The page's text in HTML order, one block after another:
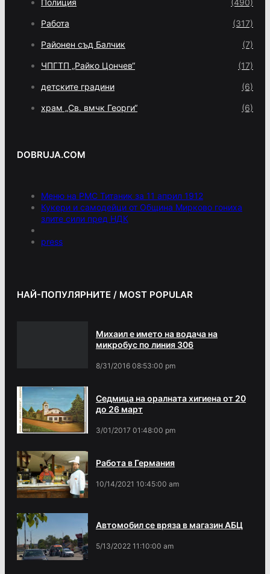
Полиция (490)
Работа (317)
Районен съд Балчик (7)
ЧПГТП „Райко Цончев“ (17)
детските градини (6)
храм „Св. вмчк Георги“ (6)
DOBRUJA.COM
Меню на РМС Титаник за 11 април 1912
Кукери и самодейци от Община Мирково гониха
злите сили пред НДК
press
НАЙ-ПОПУЛЯРНИТЕ / MOST POPULAR
Михаил е името на водача на
микробус по линия 306
8/31/2016 08:53:00 pm
Седмица на оралната хигиена от 20
до 26 март
3/01/2017 01:48:00 pm
Работа в Германия
10/14/2021 10:45:00 am
Автомобил се вряза в магазин АБЦ
5/13/2022 11:10:00 am